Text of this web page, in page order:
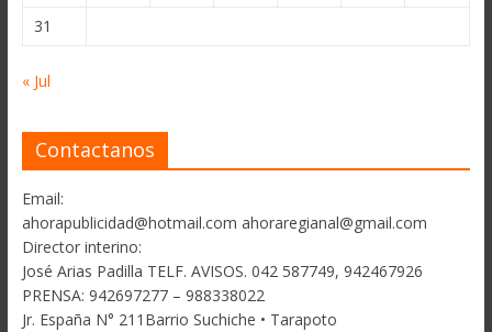
31
« Jul
Contactanos
Email:
ahorapublicidad@hotmail.com ahoraregianal@gmail.com
Director interino:
José Arias Padilla TELF. AVISOS. 042 587749, 942467926
PRENSA: 942697277 – 988338022
Jr. España N° 211Barrio Suchiche • Tarapoto